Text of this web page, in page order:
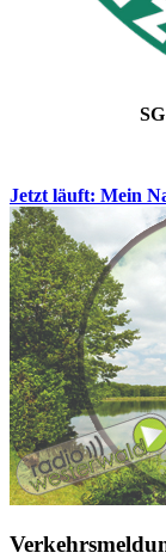
Jetzt läuft: Mein